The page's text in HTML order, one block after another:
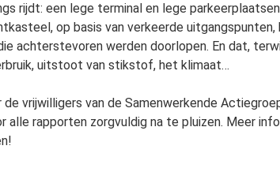
rijdt: een lege terminal en lege
op basis van verkeerde
achterstevoren werden doorlopen. En dat,
uitstoot van stikstof, het klimaat…
vrijwilligers van de Samenwerkende
alle rapporten zorgvuldig na te pluizen. Meer